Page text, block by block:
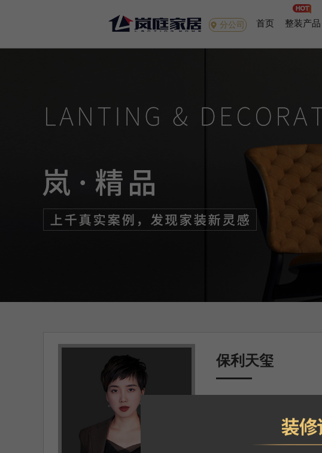
分公司 首页 整装产品
保利天玺
风格